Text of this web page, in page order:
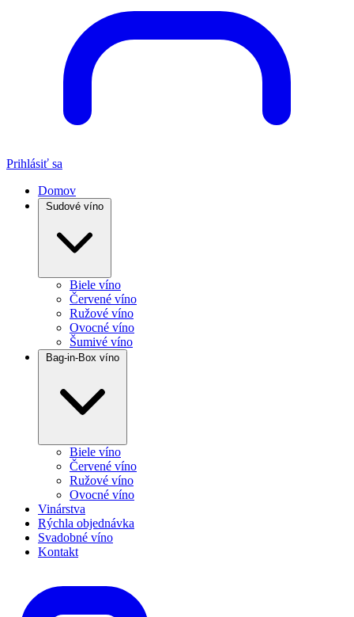
Prihlásiť sa
Domov
Sudové víno
Biele víno
Červené víno
Ružové víno
Ovocné víno
Šumivé víno
Bag-in-Box víno
Biele víno
Červené víno
Ružové víno
Ovocné víno
Vinárstva
Rýchla objednávka
Svadobné víno
Kontakt